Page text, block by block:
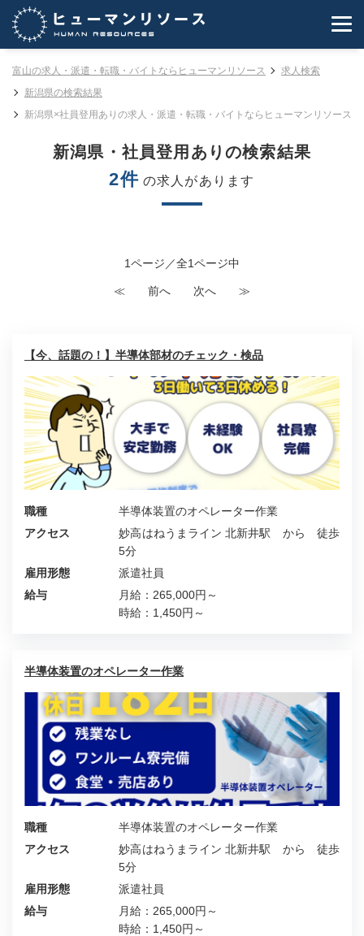
富山の求人・派遣・転職・バイトならヒューマンリソース
求人検索
新潟県の検索結果
新潟県×社員登用ありの求人・派遣・転職・バイトならヒューマンリソース
新潟県・社員登用ありの検索結果
2件 の求人があります
1ページ／全1ページ中
≪ 前へ 次へ ≫
【今、話題の！】半導体部材のチェック・検品
職種
半導体装置のオペレーター作業
アクセス
妙高はねうまライン 北新井駅 から 徒歩
5分
雇用形態
派遣社員
給与
月給：265,000円～
時給：1,450円～
半導体装置のオペレーター作業
職種
半導体装置のオペレーター作業
アクセス
妙高はねうまライン 北新井駅 から 徒歩
5分
雇用形態
派遣社員
給与
月給：265,000円～
時給：1,450円～